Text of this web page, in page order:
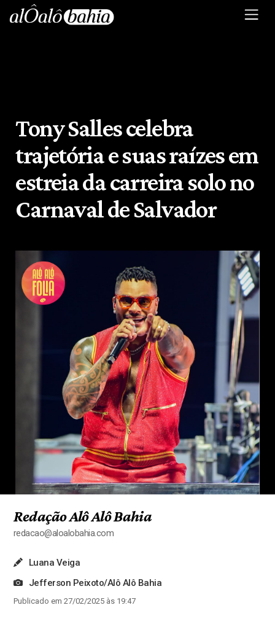
Tony Salles celebra
trajetória e suas raízes em
estreia da carreira solo no
Carnaval de Salvador
Redação Alô Alô Bahia
redacao@aloalobahia.com
Luana Veiga
Jefferson Peixoto/Alô Alô Bahia
Publicado em 27/02/2025 às 19:47